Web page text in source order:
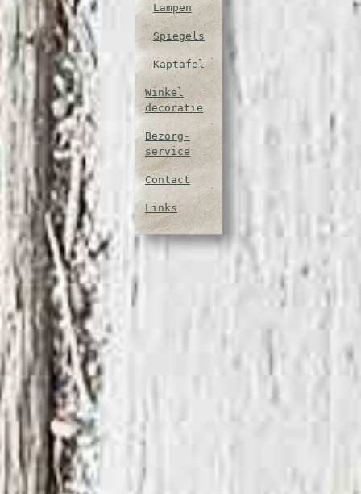
Lampen
Spiegels
Kaptafel
Winkel
decoratie
Bezorg-
service
Contact
Links